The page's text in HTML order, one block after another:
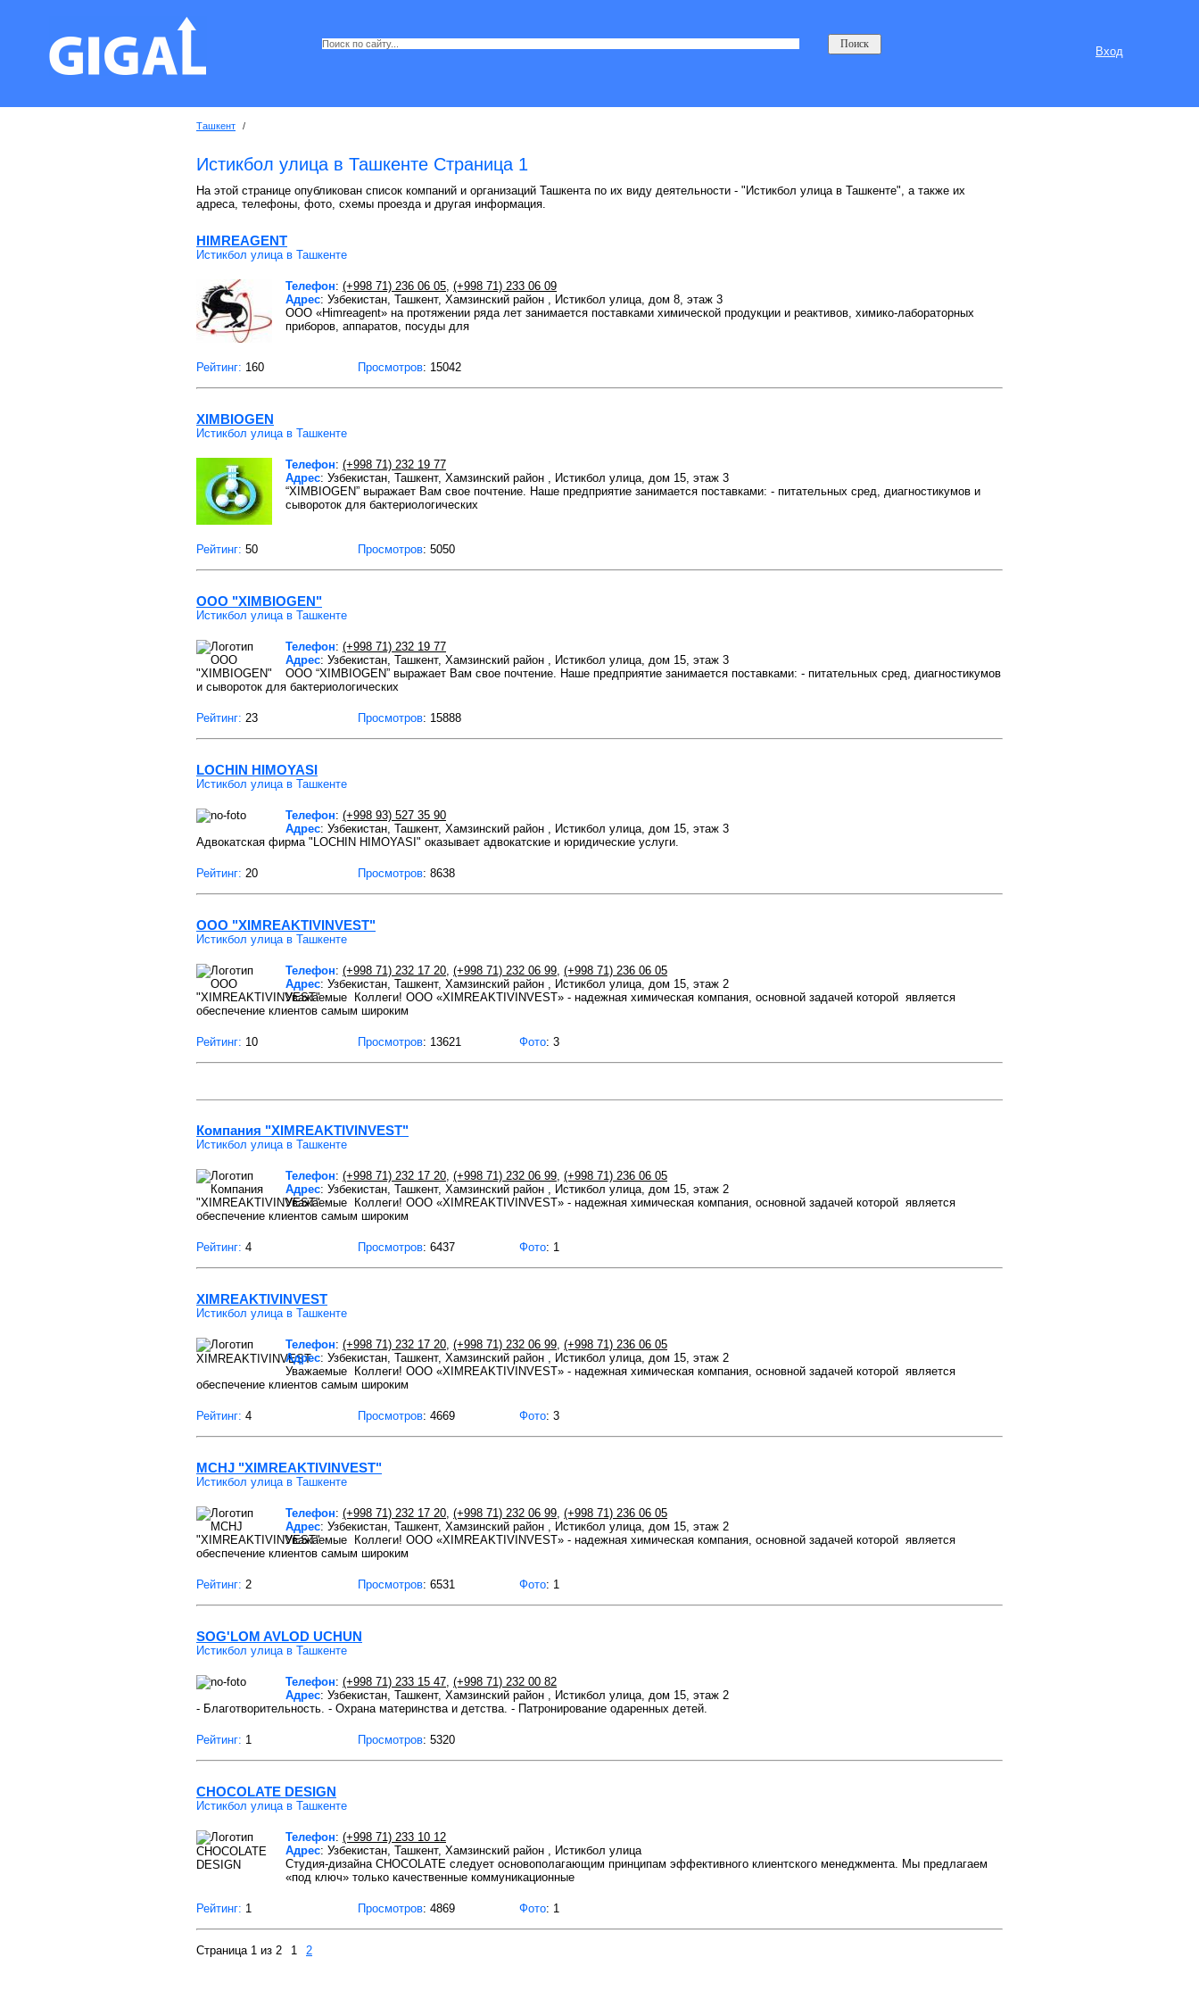
Вход
Ташкент /
Истикбол улица в Ташкенте Страница 1
На этой странице опубликован список компаний и организаций Ташкента по их виду деятельности - "Истикбол улица в Ташкенте", а также их
адреса, телефоны, фото, схемы проезда и другая информация.
HIMREAGENT
Истикбол улица в Ташкенте
Телефон: (+998 71) 236 06 05, (+998 71) 233 06 09
Адрес: Узбекистан, Ташкент, Хамзинский район , Истикбол улица, дом 8, этаж 3
ООО «Himreagent» на протяжении ряда лет занимается поставками химической продукции и реактивов, химико-лабораторных
приборов, аппаратов, посуды для
Рейтинг: 160 Просмотров: 15042
XIMBIOGEN
Истикбол улица в Ташкенте
Телефон: (+998 71) 232 19 77
Адрес: Узбекистан, Ташкент, Хамзинский район , Истикбол улица, дом 15, этаж 3
“XIMBIOGEN” выражает Вам свое почтение. Наше предприятие занимается поставками: - питательных сред, диагностикумов и
сывороток для бактериологических
Рейтинг: 50 Просмотров: 5050
OOO "XIMBIOGEN"
Истикбол улица в Ташкенте
Телефон: (+998 71) 232 19 77
Адрес: Узбекистан, Ташкент, Хамзинский район , Истикбол улица, дом 15, этаж 3
OOO “XIMBIOGEN” выражает Вам свое почтение. Наше предприятие занимается поставками: - питательных сред, диагностикумов
и сывороток для бактериологических
Рейтинг: 23 Просмотров: 15888
LOCHIN HIMOYASI
Истикбол улица в Ташкенте
Телефон: (+998 93) 527 35 90
Адрес: Узбекистан, Ташкент, Хамзинский район , Истикбол улица, дом 15, этаж 3
Адвокатская фирма "LOCHIN HIMOYASI" оказывает адвокатские и юридические услуги.
Рейтинг: 20 Просмотров: 8638
OOO "XIMREAKTIVINVEST"
Истикбол улица в Ташкенте
Телефон: (+998 71) 232 17 20, (+998 71) 232 06 99, (+998 71) 236 06 05
Адрес: Узбекистан, Ташкент, Хамзинский район , Истикбол улица, дом 15, этаж 2
Уважаемые Коллеги! ООО «XIMREAKTIVINVEST» - надежная химическая компания, основной задачей которой является
обеспечение клиентов самым широким
Рейтинг: 10 Просмотров: 13621 Фото: 3
Компания "XIMREAKTIVINVEST"
Истикбол улица в Ташкенте
Телефон: (+998 71) 232 17 20, (+998 71) 232 06 99, (+998 71) 236 06 05
Адрес: Узбекистан, Ташкент, Хамзинский район , Истикбол улица, дом 15, этаж 2
Уважаемые Коллеги! ООО «XIMREAKTIVINVEST» - надежная химическая компания, основной задачей которой является
обеспечение клиентов самым широким
Рейтинг: 4 Просмотров: 6437 Фото: 1
XIMREAKTIVINVEST
Истикбол улица в Ташкенте
Телефон: (+998 71) 232 17 20, (+998 71) 232 06 99, (+998 71) 236 06 05
Адрес: Узбекистан, Ташкент, Хамзинский район , Истикбол улица, дом 15, этаж 2
Уважаемые Коллеги! ООО «XIMREAKTIVINVEST» - надежная химическая компания, основной задачей которой является
обеспечение клиентов самым широким
Рейтинг: 4 Просмотров: 4669 Фото: 3
MCHJ "XIMREAKTIVINVEST"
Истикбол улица в Ташкенте
Телефон: (+998 71) 232 17 20, (+998 71) 232 06 99, (+998 71) 236 06 05
Адрес: Узбекистан, Ташкент, Хамзинский район , Истикбол улица, дом 15, этаж 2
Уважаемые Коллеги! ООО «XIMREAKTIVINVEST» - надежная химическая компания, основной задачей которой является
обеспечение клиентов самым широким
Рейтинг: 2 Просмотров: 6531 Фото: 1
SOG'LOM AVLOD UCHUN
Истикбол улица в Ташкенте
Телефон: (+998 71) 233 15 47, (+998 71) 232 00 82
Адрес: Узбекистан, Ташкент, Хамзинский район , Истикбол улица, дом 15, этаж 2
- Благотворительность. - Охрана материнства и детства. - Патронирование одаренных детей.
Рейтинг: 1 Просмотров: 5320
CHOCOLATE DESIGN
Истикбол улица в Ташкенте
Телефон: (+998 71) 233 10 12
Адрес: Узбекистан, Ташкент, Хамзинский район , Истикбол улица
Студия-дизайна CHOCOLATE следует основополагающим принципам эффективного клиентского менеджмента. Мы предлагаем
«под ключ» только качественные коммуникационные
Рейтинг: 1 Просмотров: 4869 Фото: 1
Страница 1 из 2 1 2